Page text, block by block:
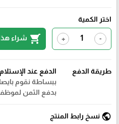
اختر الكمية
-
+
shopping_cart شراء
طريقة الدفع
الدفع عند الإستلام
ببساطة نقوم
بدفع الثمن
public نسخ رابط المنتج